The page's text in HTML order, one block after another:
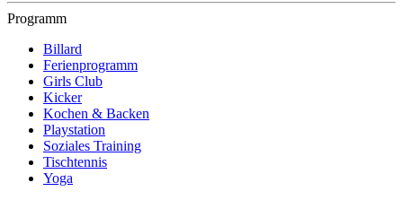
Programm
Billard
Ferienprogramm
Girls Club
Kicker
Kochen & Backen
Playstation
Soziales Training
Tischtennis
Yoga